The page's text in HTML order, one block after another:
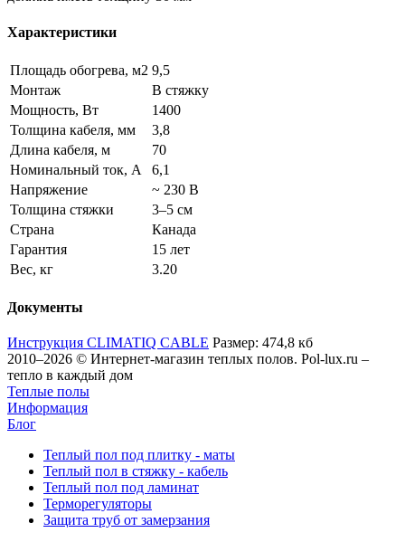
Характеристики
Площадь обогрева, м2 9,5
Монтаж
В стяжку
Мощность, Вт
1400
Толщина кабеля, мм
3,8
Длина кабеля, м
70
Номинальный ток, А
6,1
Напряжение
~ 230 В
Толщина стяжки
3–5 см
Страна
Канада
Гарантия
15 лет
Вес, кг
3.20
Документы
Инструкция CLIMATIQ CABLE Размер: 474,8 кб
2010–2026 © Интернет-магазин теплых полов. Pol-lux.ru –
тепло в каждый дом
Теплые полы
Информация
Блог
Теплый пол под плитку - маты
Теплый пол в стяжку - кабель
Теплый пол под ламинат
Терморегуляторы
Защита труб от замерзания